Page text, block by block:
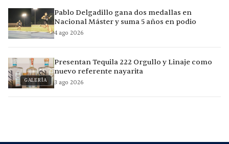
Pablo Delgadillo gana dos medallas en
Nacional Máster y suma 5 años en podio
4 ago 2026
GALERÍA
Presentan Tequila 222 Orgullo y Linaje como
nuevo referente nayarita
3 ago 2026